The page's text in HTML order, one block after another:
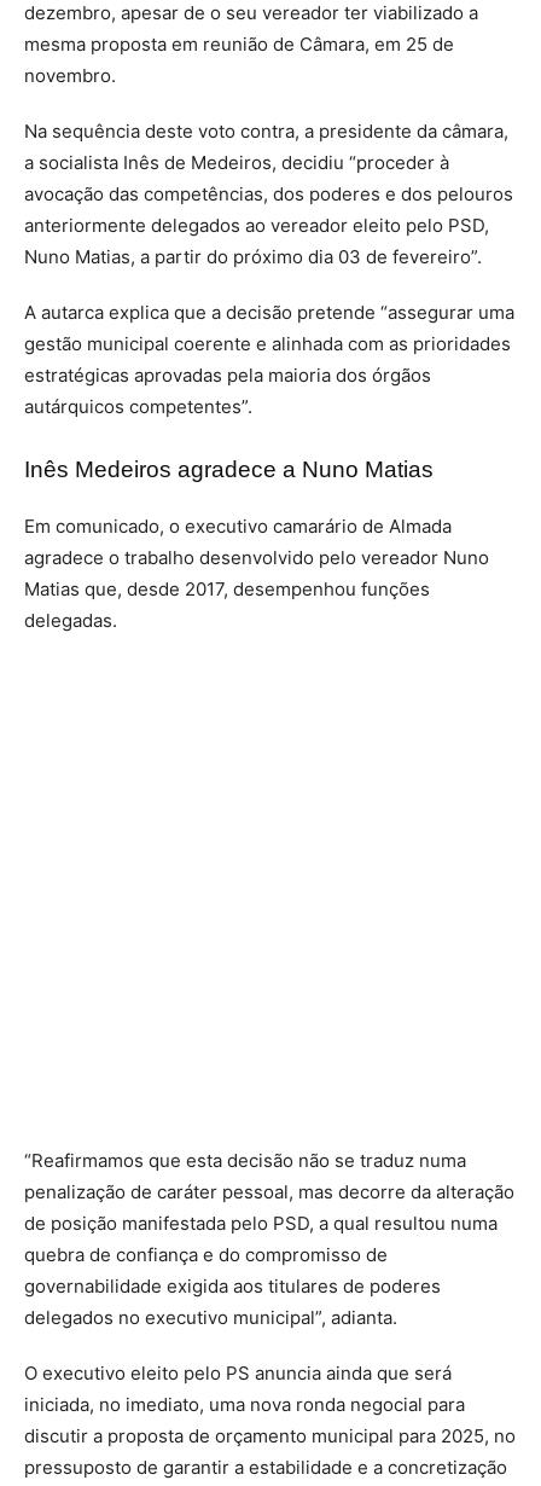
dezembro, apesar de o seu vereador ter viabilizado a
mesma proposta em reunião de Câmara, em 25 de
novembro.
Na sequência deste voto contra, a presidente da câmara,
a socialista Inês de Medeiros, decidiu “proceder à
avocação das competências, dos poderes e dos pelouros
anteriormente delegados ao vereador eleito pelo PSD,
Nuno Matias, a partir do próximo dia 03 de fevereiro”.
A autarca explica que a decisão pretende “assegurar uma
gestão municipal coerente e alinhada com as prioridades
estratégicas aprovadas pela maioria dos órgãos
autárquicos competentes”.
Inês Medeiros agradece a Nuno Matias
Em comunicado, o executivo camarário de Almada
agradece o trabalho desenvolvido pelo vereador Nuno
Matias que, desde 2017, desempenhou funções
delegadas.
“Reafirmamos que esta decisão não se traduz numa
penalização de caráter pessoal, mas decorre da alteração
de posição manifestada pelo PSD, a qual resultou numa
quebra de confiança e do compromisso de
governabilidade exigida aos titulares de poderes
delegados no executivo municipal”, adianta.
O executivo eleito pelo PS anuncia ainda que será
iniciada, no imediato, uma nova ronda negocial para
discutir a proposta de orçamento municipal para 2025, no
pressuposto de garantir a estabilidade e a concretização